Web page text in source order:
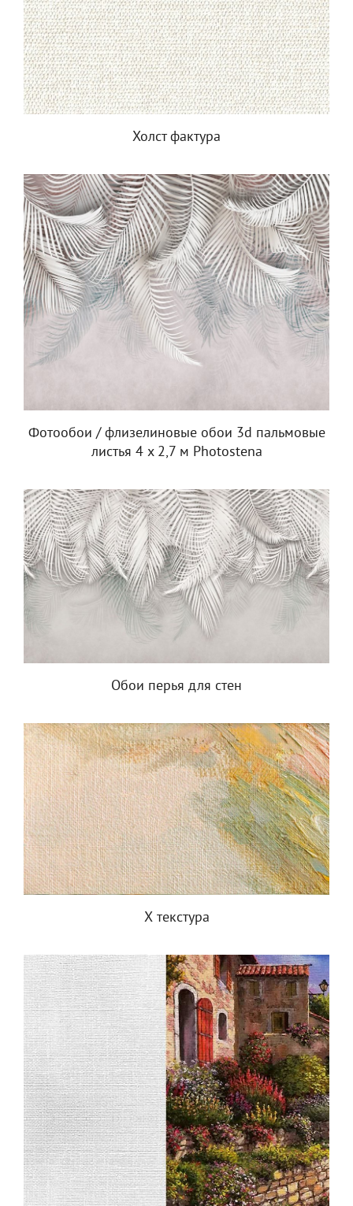
Холст фактура
Фотообои / флизелиновые обои 3d пальмовые
листья 4 x 2,7 м Photostena
Обои перья для стен
Х текстура